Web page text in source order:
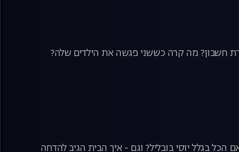
חשבון? מה קרה כששני פגשה את הילדים שלה?
בגלל יוסי בובליל? וגם - איך הבית הגיב להדחה